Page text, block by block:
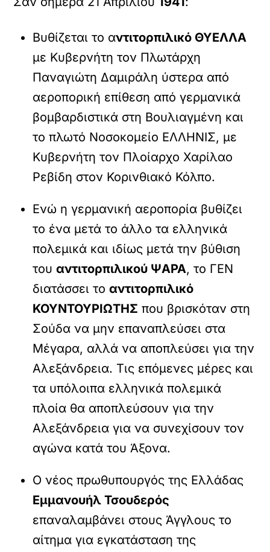
Βυθίζεται το αντιτορπιλικό ΘΥΕΛΛΑ
με Κυβερνήτη τον Πλωτάρχη
Παναγιώτη Δαμιράλη ύστερα από
αεροπορική επίθεση από γερμανικά
βομβαρδιστικά στη Βουλιαγμένη και
το πλωτό Νοσοκομείο ΕΛΛΗΝΙΣ, με
Κυβερνήτη τον Πλοίαρχο Χαρίλαο
Ρεβίδη στον Κορινθιακό Κόλπο.
Ενώ η γερμανική αεροπορία βυθίζει
το ένα μετά το άλλο τα ελληνικά
πολεμικά και ιδίως μετά την βύθιση
τουαντιτορπιλικού ΨΑΡΑ, το ΓΕΝ
διατάσσει τοαντιτορπιλικό
ΚΟΥΝΤΟΥΡΙΩΤΗΣ που βρισκόταν στη
Σούδα να μην επαναπλεύσει στα
Μέγαρα, αλλά να αποπλεύσει για την
Αλεξάνδρεια. Τις επόμενες μέρες και
τα υπόλοιπα ελληνικά πολεμικά
πλοία θα αποπλεύσουν για την
Αλεξάνδρεια για να συνεχίσουν τον
αγώνα κατά του Άξονα.
Ο νέος πρωθυπουργός της Ελλάδας
Εμμανουήλ Τσουδερός
επαναλαμβάνει στους Άγγλους το
αίτημα για εγκατάσταση της